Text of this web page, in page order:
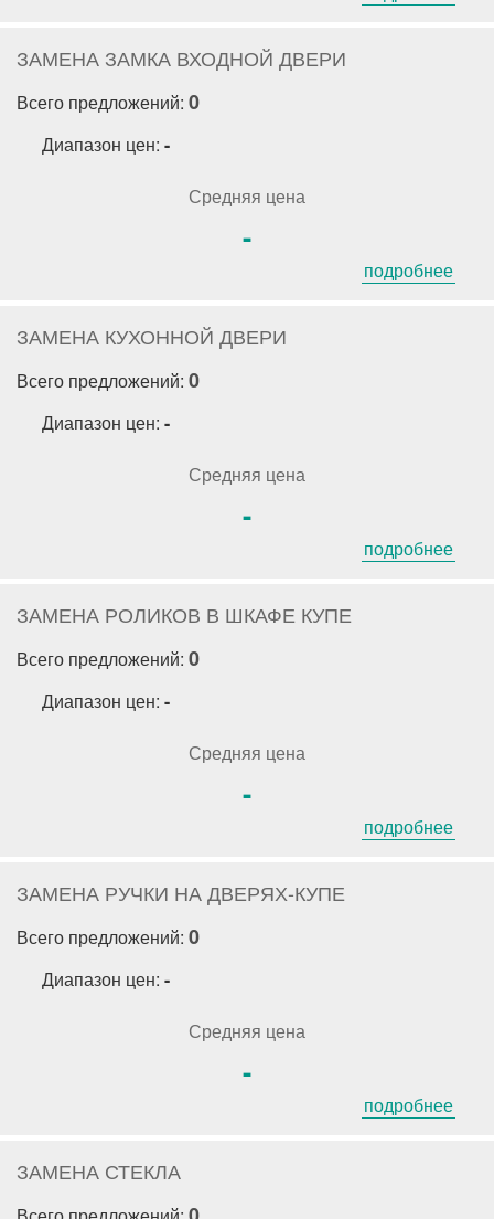
ЗАМЕНА ЗАМКА ВХОДНОЙ ДВЕРИ
Всего предложений: 0
Диапазон цен: -
Средняя цена
-
подробнее
ЗАМЕНА КУХОННОЙ ДВЕРИ
Всего предложений: 0
Диапазон цен: -
Средняя цена
-
подробнее
ЗАМЕНА РОЛИКОВ В ШКАФЕ КУПЕ
Всего предложений: 0
Диапазон цен: -
Средняя цена
-
подробнее
ЗАМЕНА РУЧКИ НА ДВЕРЯХ-КУПЕ
Всего предложений: 0
Диапазон цен: -
Средняя цена
-
подробнее
ЗАМЕНА СТЕКЛА